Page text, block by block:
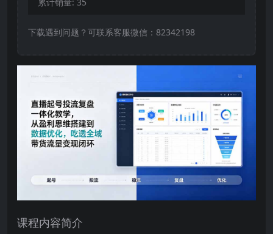
累计销量: 35
下载遇到问题？可联系客服微信：82342198
课程内容简介